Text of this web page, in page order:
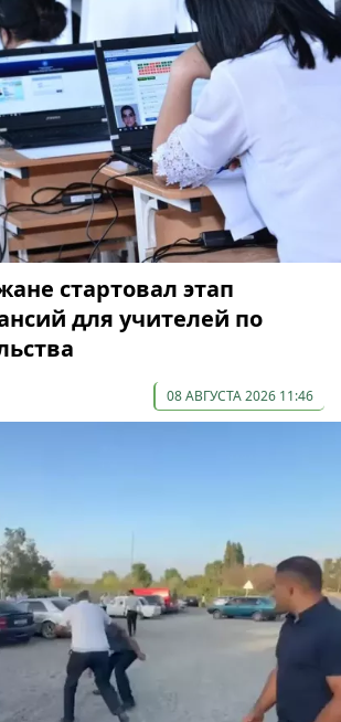
стартовал этап
для учителей по
08 АВГУСТА 2026 11:46